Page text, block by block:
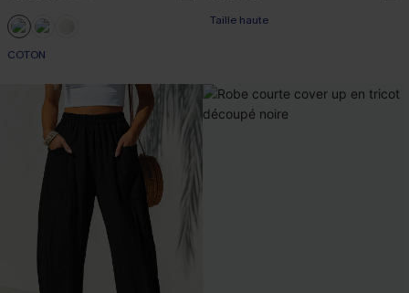
COTON
Taille haute